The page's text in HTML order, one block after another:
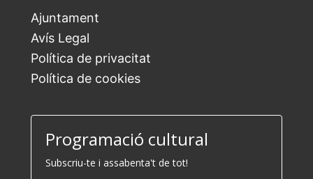
Ajuntament
Avís Legal
Política de privacitat
Política de cookies
Programació cultural
Subscriu-te i assabenta't de tot!